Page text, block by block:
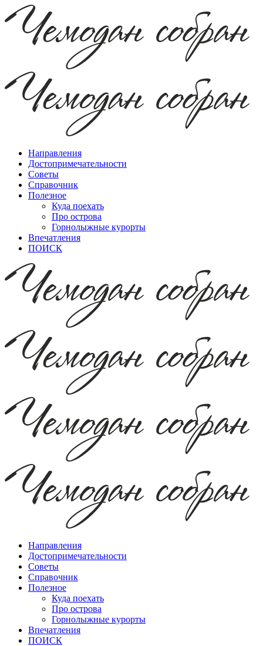
Направления
Достопримечательности
Советы
Справочник
Полезное
Куда поехать
Про острова
Горнолыжные курорты
Впечатления
ПОИСК
Направления
Достопримечательности
Советы
Справочник
Полезное
Куда поехать
Про острова
Горнолыжные курорты
Впечатления
ПОИСК